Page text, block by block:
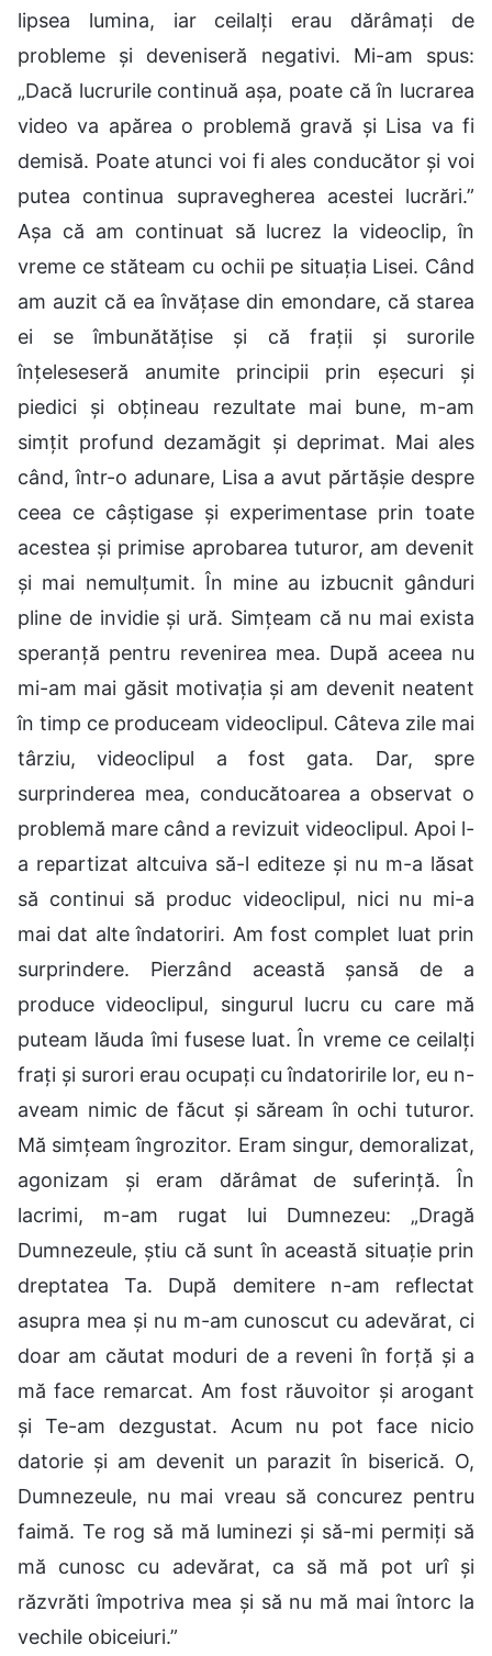
lipsea lumina, iar ceilalți erau dărâmați de
probleme și deveniseră negativi. Mi-am spus:
„Dacă lucrurile continuă așa, poate că în lucrarea
video va apărea o problemă gravă și Lisa va fi
demisă. Poate atunci voi fi ales conducător și voi
putea continua supravegherea acestei lucrări.”
Așa că am continuat să lucrez la videoclip, în
vreme ce stăteam cu ochii pe situația Lisei. Când
am auzit că ea învățase din emondare, că starea
ei se îmbunătățise și că frații și surorile
înțeleseseră anumite principii prin eșecuri și
piedici și obțineau rezultate mai bune, m-am
simțit profund dezamăgit și deprimat. Mai ales
când, într-o adunare, Lisa a avut părtășie despre
ceea ce câștigase și experimentase prin toate
acestea și primise aprobarea tuturor, am devenit
și mai nemulțumit. În mine au izbucnit gânduri
pline de invidie și ură. Simțeam că nu mai exista
speranță pentru revenirea mea. După aceea nu
mi-am mai găsit motivația și am devenit neatent
în timp ce produceam videoclipul. Câteva zile mai
târziu, videoclipul a fost gata. Dar, spre
surprinderea mea, conducătoarea a observat o
problemă mare când a revizuit videoclipul. Apoi l-
a repartizat altcuiva să-l editeze și nu m-a lăsat
să continui să produc videoclipul, nici nu mi-a
mai dat alte îndatoriri. Am fost complet luat prin
surprindere. Pierzând această șansă de a
produce videoclipul, singurul lucru cu care mă
puteam lăuda îmi fusese luat. În vreme ce ceilalți
frați și surori erau ocupați cu îndatoririle lor, eu n-
aveam nimic de făcut și săream în ochi tuturor.
Mă simțeam îngrozitor. Eram singur, demoralizat,
agonizam și eram dărâmat de suferință. În
lacrimi, m-am rugat lui Dumnezeu: „Dragă
Dumnezeule, știu că sunt în această situație prin
dreptatea Ta. După demitere n-am reflectat
asupra mea și nu m-am cunoscut cu adevărat, ci
doar am căutat moduri de a reveni în forță și a
mă face remarcat. Am fost răuvoitor și arogant
și Te-am dezgustat. Acum nu pot face nicio
datorie și am devenit un parazit în biserică. O,
Dumnezeule, nu mai vreau să concurez pentru
faimă. Te rog să mă luminezi și să-mi permiți să
mă cunosc cu adevărat, ca să mă pot urî și
răzvrăti împotriva mea și să nu mă mai întorc la
vechile obiceiuri.”